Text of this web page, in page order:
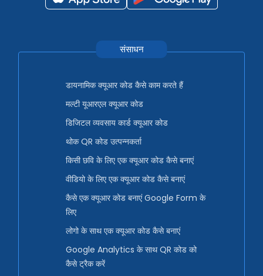
संसाधन
डायनामिक क्यूआर कोड कैसे काम करते हैं
मल्टी यूआरएल क्यूआर कोड
डिजिटल व्यवसाय कार्ड क्यूआर कोड
थोक QR कोड उत्पन्नकर्ता
किसी छवि के लिए एक क्यूआर कोड कैसे बनाएं
वीडियो के लिए एक क्यूआर कोड कैसे बनाएं
कैसे एक क्यूआर कोड बनाएं Google Form के
लिए
लोगो के साथ एक क्यूआर कोड कैसे बनाएं
Google Analytics के साथ QR कोड को
कैसे ट्रैक करें